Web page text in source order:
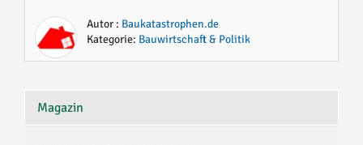
Autor : Baukatastrophen.de
Kategorie: Bauwirtschaft & Politik
Magazin